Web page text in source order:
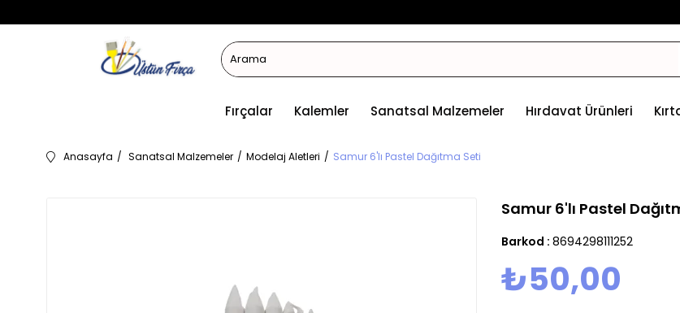
Fırçalar Kalemler Sanatsal Malzemeler Hırdavat Ürünleri
Anasayfa Sanatsal Malzemeler Modelaj Aletleri Samur 6'lı Pastel Dağıtma Seti
Samur 6'lı Pastel
Barkod : 8694298111252
₺50,00